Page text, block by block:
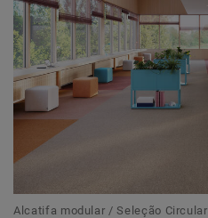
Alcatifa modular / Seleção Circular